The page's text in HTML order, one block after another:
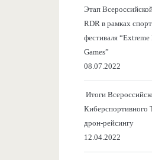
Этап
RDR в рамках
фестиваля
Games”
08.07.2022
Итоги
Киберспортивного
дрон-рейсингу
12.04.2022